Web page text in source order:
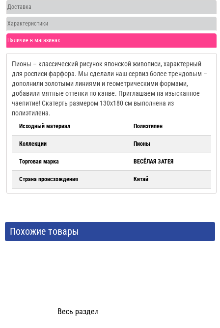
Доставка
Характеристики
Наличие в магазинах
Пионы – классический рисунок японской живописи, характерный
для росписи фарфора. Мы сделали наш сервиз более трендовым –
дополнили золотыми линиями и геометрическими формами,
добавили мятные оттенки по канве. Приглашаем на изысканное
чаепитие! Скатерть размером 130х180 см выполнена из
полиэтилена.
Исходный материал Полиэтилен
Коллекции Пионы
Торговая марка ВЕСЁЛАЯ ЗАТЕЯ
Страна происхождения Китай
Похожие товары
Весь раздел